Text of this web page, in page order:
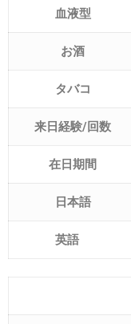
血液型
お酒
タバコ
来日経験/回数
在日期間
日本語
英語